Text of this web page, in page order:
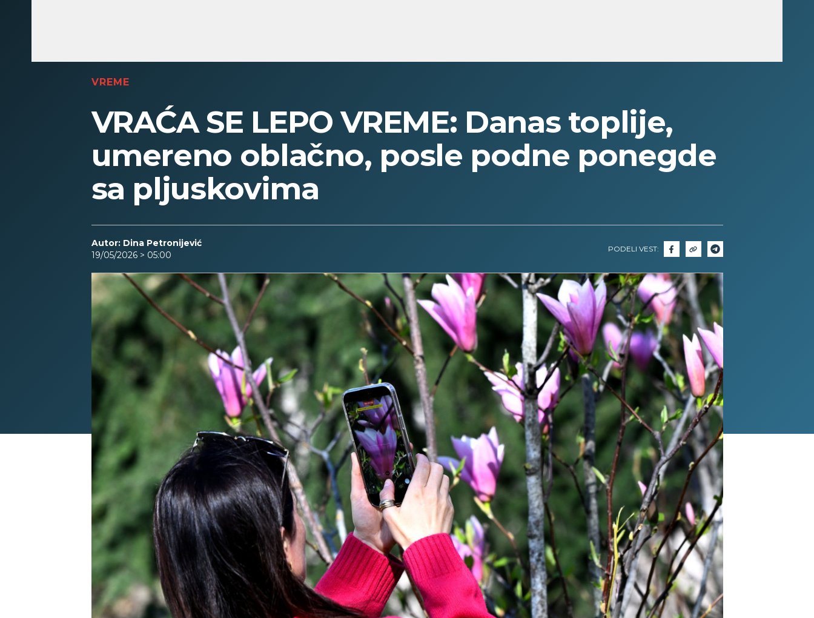
VREME
VRAĆA SE LEPO VREME: Danas toplije,
umereno oblačno, posle podne ponegde
sa pljuskovima
Autor: Dina Petronijević
19/05/2026 > 05:00
PODELI VEST: